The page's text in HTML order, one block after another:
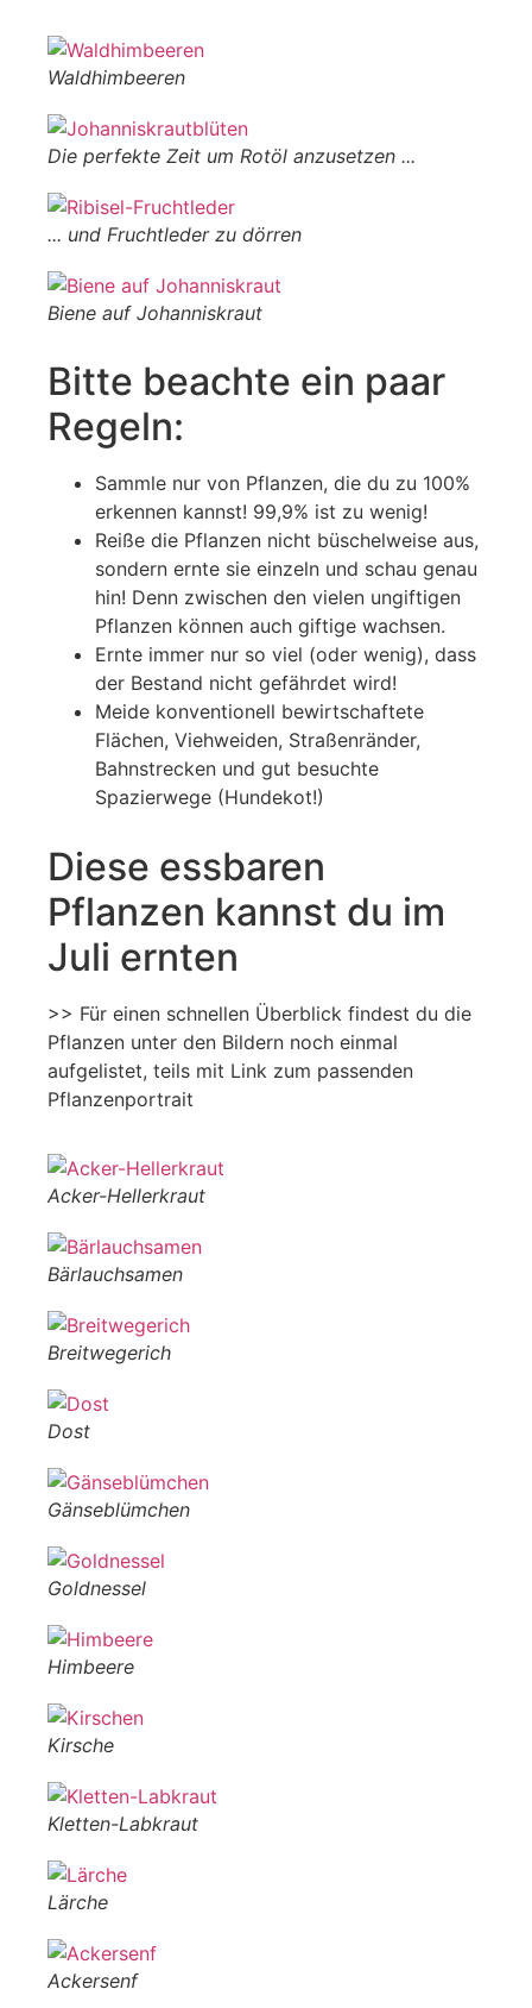
Waldhimbeeren
Die perfekte Zeit um Rotöl anzusetzen ...
... und Fruchtleder zu dörren
Biene auf Johanniskraut
Bitte beachte ein paar
Regeln:
Sammle nur von Pflanzen, die du zu 100%
erkennen kannst! 99,9% ist zu wenig!
Reiße die Pflanzen nicht büschelweise aus,
sondern ernte sie einzeln und schau genau
hin! Denn zwischen den vielen ungiftigen
Pflanzen können auch giftige wachsen.
Ernte immer nur so viel (oder wenig), dass
der Bestand nicht gefährdet wird!
Meide konventionell bewirtschaftete
Flächen, Viehweiden, Straßenränder,
Bahnstrecken und gut besuchte
Spazierwege (Hundekot!)
Diese essbaren
Pflanzen kannst du im
Juli ernten
>> Für einen schnellen Überblick findest du die
Pflanzen unter den Bildern noch einmal
aufgelistet, teils mit Link zum passenden
Pflanzenportrait
Acker-Hellerkraut
Bärlauchsamen
Breitwegerich
Dost
Gänseblümchen
Goldnessel
Himbeere
Kirsche
Kletten-Labkraut
Lärche
Ackersenf